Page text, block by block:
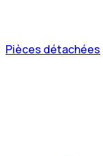
Pièces détachées